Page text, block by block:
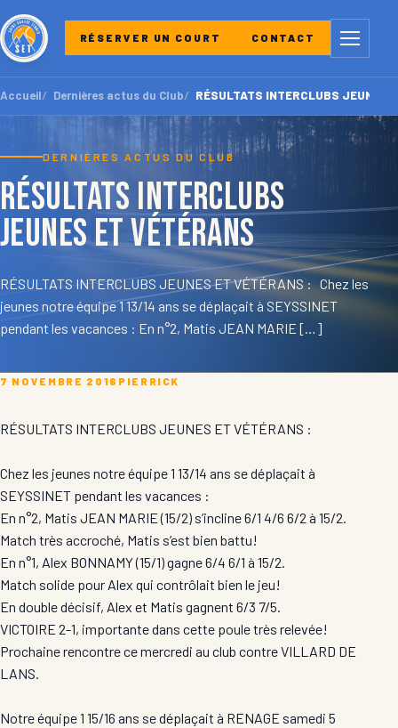
RÉSERVER UN COURT CONTACT Menu
Accueil Dernières actus du Club RÉSULTATS INTERCLUBS JEUNES
DERNIÈRES ACTUS DU CLUB
RÉSULTATS INTERCLUBS
JEUNES ET VÉTÉRANS
RÉSULTATS INTERCLUBS JEUNES ET VÉTÉRANS : Chez les
jeunes notre équipe 1 13/14 ans se déplaçait à SEYSSINET
pendant les vacances : En n°2, Matis JEAN MARIE […]
7 NOVEMBRE 2016 PIERRICK
RÉSULTATS INTERCLUBS JEUNES ET VÉTÉRANS :
Chez les jeunes notre équipe 1 13/14 ans se déplaçait à
SEYSSINET pendant les vacances :
En n°2, Matis JEAN MARIE (15/2) s’incline 6/1 4/6 6/2 à 15/2.
Match très accroché, Matis s’est bien battu!
En n°1, Alex BONNAMY (15/1) gagne 6/4 6/1 à 15/2.
Match solide pour Alex qui contrôlait bien le jeu!
En double décisif, Alex et Matis gagnent 6/3 7/5.
VICTOIRE 2-1, importante dans cette poule très relevée!
Prochaine rencontre ce mercredi au club contre VILLARD DE
LANS.
Notre équipe 1 15/16 ans se déplaçait à RENAGE samedi 5